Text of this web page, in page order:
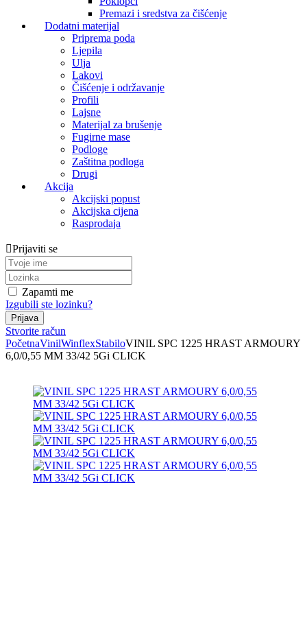
Premazi i sredstva za čišćenje
Dodatni materijal
Priprema poda
Ljepila
Ulja
Lakovi
Čišćenje i održavanje
Profili
Lajsne
Materijal za brušenje
Fugirne mase
Podloge
Zaštitna podloga
Drugi
Akcija
Akcijski popust
Akcijska cijena
Rasprodaja
Prijaviti se
Zapamti me
Izgubili ste lozinku?
Stvorite račun
PočetnaVinilWinflexStabiloVINIL SPC 1225 HRAST ARMOURY
6,0/0,55 MM 33/42 5Gi CLICK